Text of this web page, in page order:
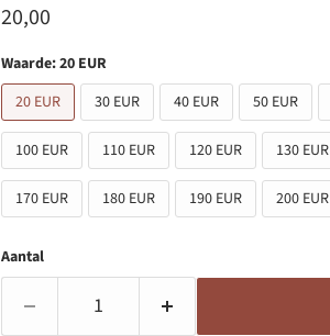
Huidige prijs
20,00
Waarde:20 EUR
20 EUR
30 EUR 40 EUR 50 EUR
100 EUR 110 EUR 120 EUR 130 EUR
170 EUR 180 EUR 190 EUR 200 EUR
Aantal